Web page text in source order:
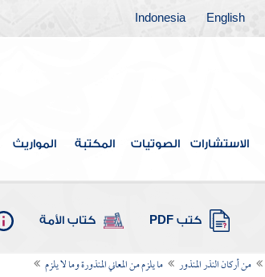
English
Indonesia
الاستشارات الصوتيات المكتبة المواريث
كتب PDF كتاب الأمة
من أركان النذر المنذور ما يلزم من المعاني المنذورة وما لا يلزم